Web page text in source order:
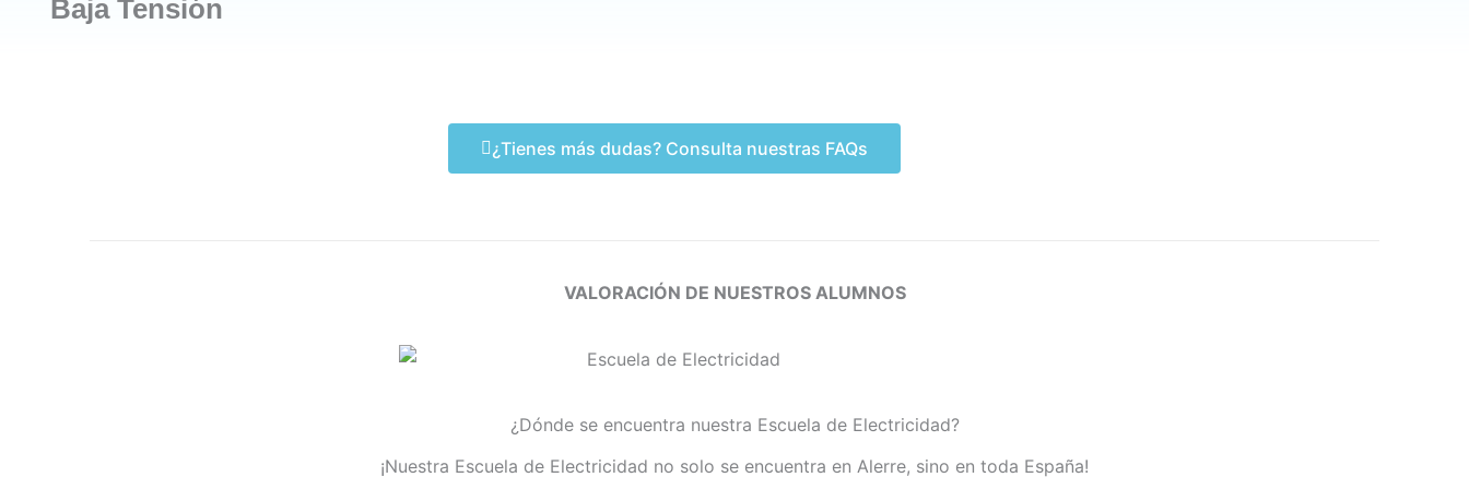
Baja Tensión
¿Tienes más dudas? Consulta nuestras FAQs
VALORACIÓN DE NUESTROS ALUMNOS
¿Dónde se encuentra nuestra Escuela de Electricidad?
¡Nuestra Escuela de Electricidad no solo se encuentra en Alerre, sino en toda España!